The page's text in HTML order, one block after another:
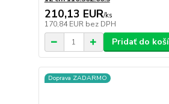
210,13 EUR/ks
170,84 EUR bez DPH
Pridať do
Doprava ZADARMO